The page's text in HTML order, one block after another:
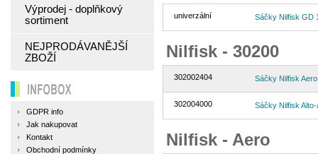
univerzální Sáčky Nilfisk GD
Nilfisk - 30200
302002404 Sáčky Nilfisk
302004000 Sáčky Nilfisk
Nilfisk - Aero
Výprodej - doplňkový
sortiment
NEJPRODÁVANĚJŠÍ
ZBOŽÍ
INFOBOX
GDPR info
Jak nakupovat
Kontakt
Obchodní podmínky